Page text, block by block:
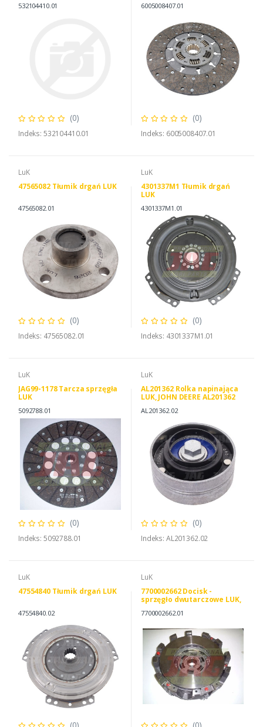
JOHN DEERE AL206008 LuK
532104410.01
(0)
Indeks: 532104410.01
6005008407.01
(0)
Indeks: 6005008407.01
LuK
47565082 Tłumik drgań LUK
47565082.01
(0)
Indeks: 47565082.01
LuK
4301337M1 Tłumik drgań
LUK
4301337M1.01
(0)
Indeks: 4301337M1.01
LuK
JAG99-1178 Tarcza sprzęgła
LUK
5092788.01
(0)
Indeks: 5092788.01
LuK
AL201362 Rolka napinająca
LUK, JOHN DEERE AL201362
AL201362.02
(0)
Indeks: AL201362.02
LuK
47554840 Tłumik drgań LUK
47554840.02
LuK
7700002662 Docisk -
sprzęgło dwutarczowe LUK,
7700014722
7700002662.01